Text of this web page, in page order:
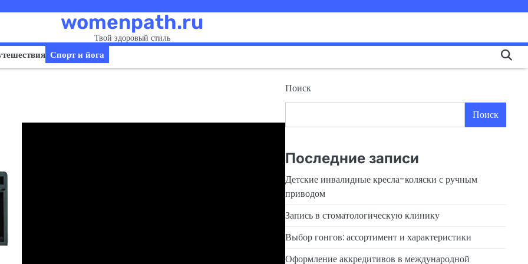
womenpath.ru
Твой здоровый стиль
Спорт и йога
Поиск
Поиск
Последние записи
Детские инвалидные кресла-коляски с ручным
приводом
Запись в стоматологическую клинику
Выбор гонгов: ассортимент и характеристики
Оформление аккредитивов в международной